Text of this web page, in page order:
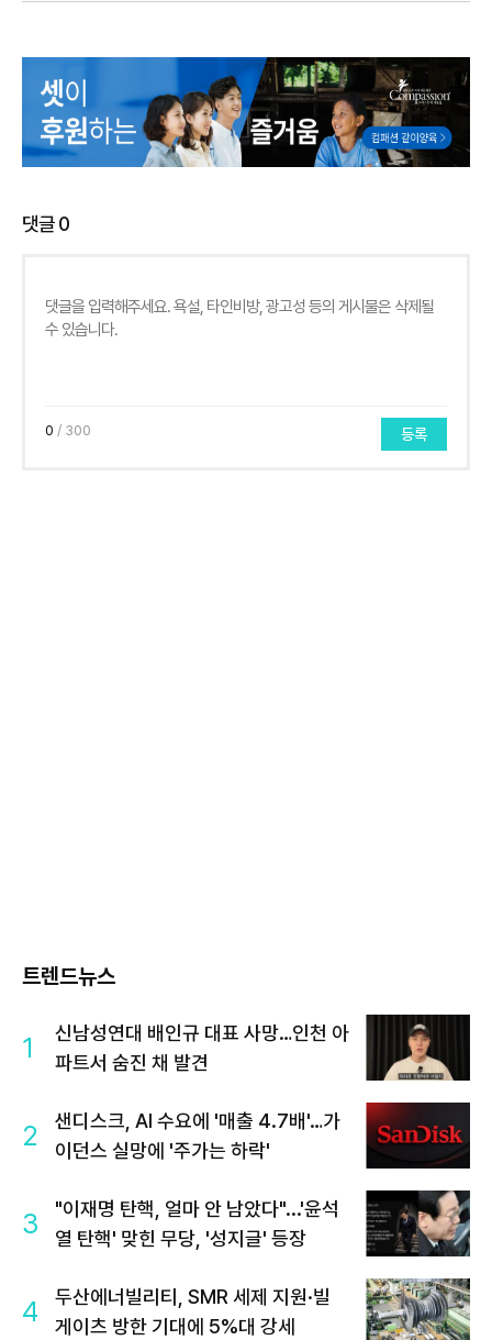
댓글0
0 / 300 등록
트렌드뉴스
1
신남성연대 배인규 대표 사망…인천 아
파트서 숨진 채 발견
2
샌디스크, AI 수요에 '매출 4.7배'…가
이던스 실망에 '주가는 하락'
3
"이재명 탄핵, 얼마 안 남았다"...'윤석
열 탄핵' 맞힌 무당, '성지글' 등장
4
두산에너빌리티, SMR 세제 지원·빌
게이츠 방한 기대에 5%대 강세